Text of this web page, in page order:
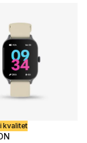
kvalitet